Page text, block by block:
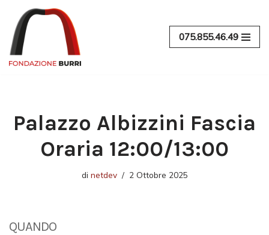
Vai
al
contenuto
075.855.46.49
Palazzo Albizzini Fascia
Oraria 12:00/13:00
di netdev 2 Ottobre 2025
QUANDO